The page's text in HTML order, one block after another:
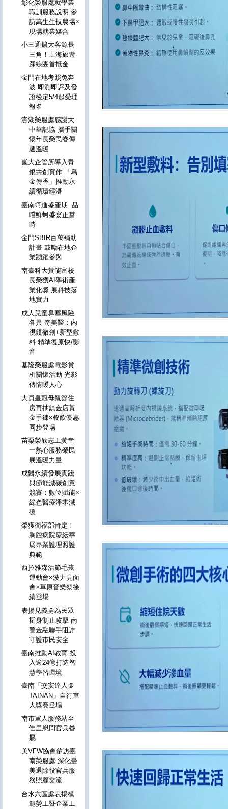
彰化榮服處就學業
職訓服務說明 參
訪萬生生技農場×
現場就業媒合
小三通擴大客源長
三角！上海旅遊
踩線團首抵金
金門在地考照免奔
波 即測即評及發
證檢定5/4起受理
報名
澎湖榮服處感謝大
中華記協 攜手關
懷年長榮民眷傳
遞溫暖
崑大企管所導入青
銀共創實作 「烏
金傳香」推動永
續循環經濟
臺南蚵進盛產期 品
嚐鮮蚵盛宴正當
時
金門SBIR百萬補助
計畫 鼓勵在地企
業踴躍參與
南臺科大黃能富校
長榮獲AI學術產
業化獎 展科技落
地實力
成人兒童鼻塞風險
各異 奇美醫：內
視鏡微創+新型敷
料 精準復原快/影
音
基隆榮服處電影賞
析關懷活動 光影
傳情暖人心
大員皇冠母親節住
房再抽鎮金店黃
金手鍊×餐飲優惠
同步登場
苗栗榮欣志工黃幸
一熱心服務榮民
展溫暖力量
成醫永續發展實踐
與節能減碳創意
競賽：數位賦能×
綠色醫療淨零減
碳
榮獲衛福部肯定！
胸腔病院廖紜葶
展專業護理照護
典範
西拉雅森活節毛孩
運動會×波力見面
會×草原音樂祭接
續登場
表揚見義勇為民眾
挺身制止攻擊 南
警金融聯手阻詐
守護市民安全
臺南推動AI教育 投
入逾24億打造智
慧學習環境
臺南「交安達人＠
TAINAN」自行車
大獎賽登場
南市軍人服務站至
佳里慰問官兵眷
屬
美VFW協會參訪臺
南榮服處 深化臺
美退除役官兵服
務照顧交流
台水六區處表揚模
範勞工暨企業工